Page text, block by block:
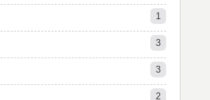
1
3
3
2